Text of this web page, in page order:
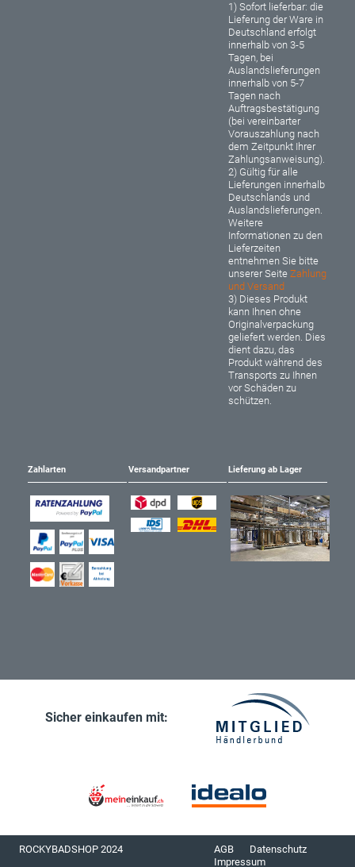
1) Sofort lieferbar: die
Lieferung der Ware in
Deutschland erfolgt
innerhalb von 3-5
Tagen, bei
Auslandslieferungen
innerhalb von 5-7
Tagen nach
Auftragsbestätigung
(bei vereinbarter
Vorauszahlung nach
dem Zeitpunkt Ihrer
Zahlungsanweisung).
2) Gültig für alle
Lieferungen innerhalb
Deutschlands und
Auslandslieferungen.
Weitere
Informationen zu den
Lieferzeiten
entnehmen Sie bitte
unserer SeiteZahlung
und Versand
3) Dieses Produkt
kann Ihnen ohne
Originalverpackung
geliefert werden. Dies
dient dazu, das
Produkt während des
Transports zu Ihnen
vor Schäden zu
schützen.
Zahlarten Versandpartner Lieferung ab Lager
Sicher einkaufen mit:
ROCKYBADSHOP 2024 AGB
Datenschutz
Impressum